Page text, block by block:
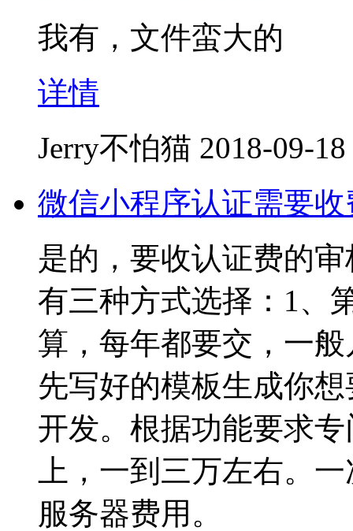
我有，文件蛮大的
详情
Jerry不怕猫 2018-09-
微信小程序认证需要收
是的，要收认证费的
有三种方式选择：1、
算，每年都要交，一
先写好的模板生成你
开发。根据功能要求
上，一到三万左右。
服务器费用。